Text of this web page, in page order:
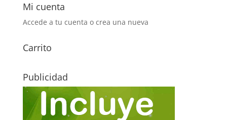
Mi cuenta
Accede a tu cuenta o crea una nueva
Carrito
Publicidad